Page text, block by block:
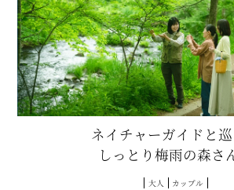
ネイチャーガイドと巡
しっとり梅雨の森さ
大人 カップル